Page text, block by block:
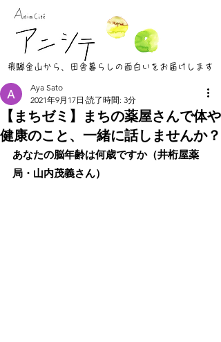
​飛騨金山から、田舎暮らしの面白いをお届けします
【まちゼミ】まちの薬屋さんで体や
健康のこと、一緒に話しませんか？
Aya Sato
2021年9月17日 読了時間: 3分
あなたの脳年齢は何歳ですか（井桁屋薬
局・山内茂義さん）